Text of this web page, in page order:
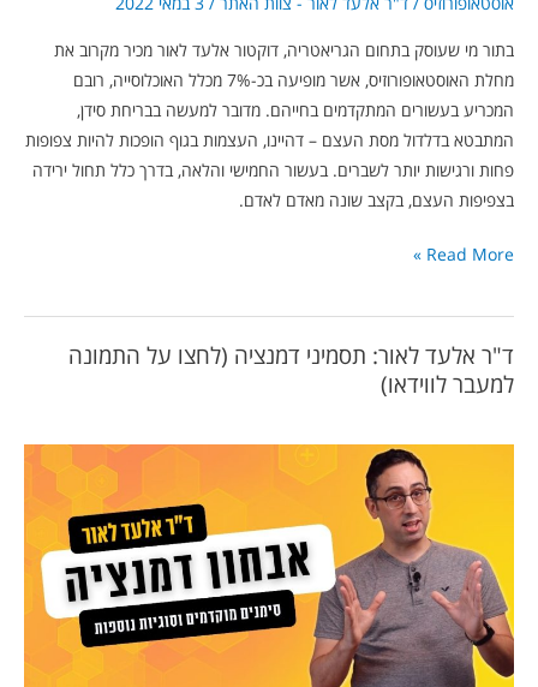
ד"ר אלעד לאור: תסמיני דמנציה (לחצו על התמונה
למעבר לווידאו)
בתור מי שעוסק בתחום הגריאטריה, דוקטור אלעד לאור מכיר מקרוב את
מחלת האוסטאופורוזיס, אשר מופיעה בכ-7% מכלל האוכלוסייה, רובם
המכריע בעשורים המתקדמים בחייהם. מדובר למעשה בבריחת סידן,
המתבטא בדלדול מסת העצם – דהיינו, העצמות בגוף הופכות להיות צפופות
פחות ורגישות יותר לשברים. בעשור החמישי והלאה, בדרך כלל תחול ירידה
בצפיפות העצם, בקצב שונה מאדם לאדם.
Read More »